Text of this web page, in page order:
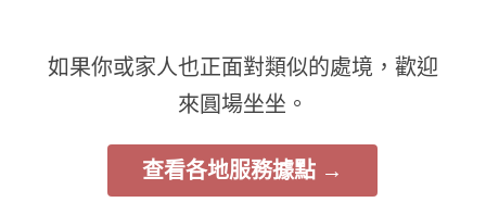
如果你或家人也正面對類似的處境，歡迎
來圓場坐坐。
查看各地服務據點 →